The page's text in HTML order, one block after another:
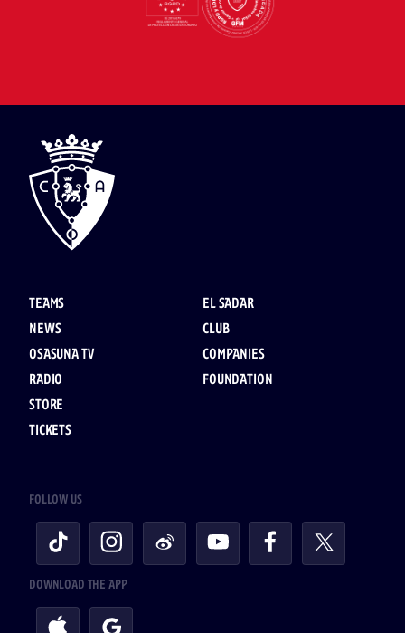
TEAMS
NEWS
OSASUNA TV
RADIO
STORE
TICKETS
EL SADAR
CLUB
COMPANIES
FOUNDATION
FOLLOW US
DOWNLOAD THE APP